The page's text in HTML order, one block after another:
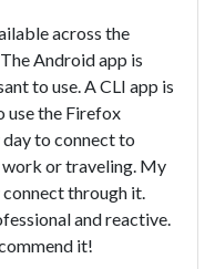
across the
Android app is
to use. A CLI app is
use the Firefox
to connect to
or traveling. My
through it.
and reactive.
it!